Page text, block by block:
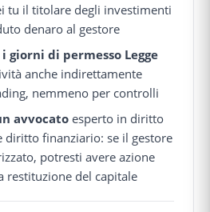
tu il titolare degli investimenti
denaro al gestore
giorni di permesso Legge
anche indirettamente
nemmeno per controlli
avvocato esperto in diritto
diritto finanziario: se il gestore
potresti avere azione
restituzione del capitale